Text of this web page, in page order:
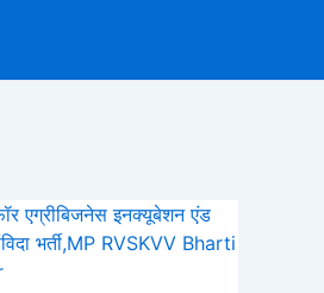
एग्रीबिजनेस इनक्यूबेशन एंड
भर्ती,MP RVSKVV Bharti